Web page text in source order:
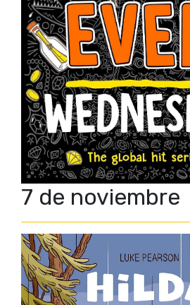
7 de noviembre